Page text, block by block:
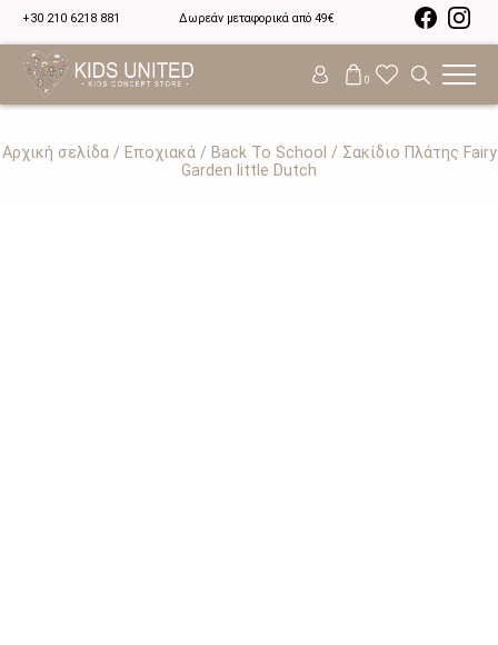
+30 210 6218 881 Δωρεάν μεταφορικά από 49€
0
Αρχική σελίδα/ Εποχιακά/ Back To School / Σακίδιο Πλάτης Fairy
Garden little Dutch